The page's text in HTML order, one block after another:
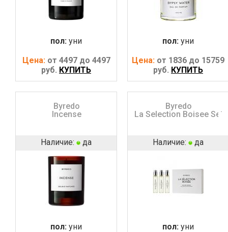
пол: уни
Цена: от 4497 до 4497
руб. КУПИТЬ
пол: уни
Цена: от 1836 до 15759
руб. КУПИТЬ
Byredo
Incense
Наличие: да
пол: уни
Byredo
La Selection Boisee Set
Наличие: да
пол: уни